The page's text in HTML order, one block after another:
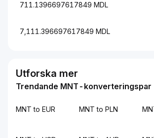
711.1396697617849 MDL
7,111.396697617849 MDL
Utforska mer
Trendande MNT-konverteringspar
MNT to EUR MNT to PLN